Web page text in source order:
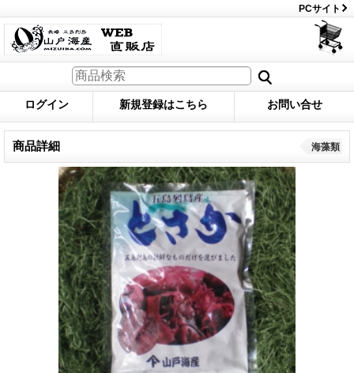
PCサイト
ログイン 新規登録はこちら お問い合せ
商品詳細 海藻類